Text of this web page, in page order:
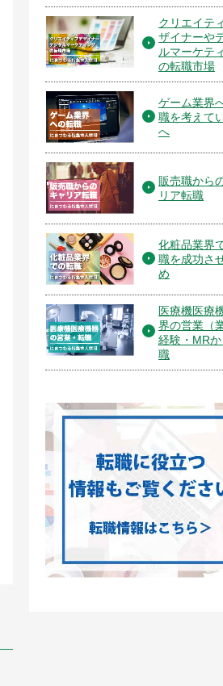
クリエイテ
ザイナーや
ルマーケテ
の転職市場
ゲーム業界
職を考えて
へ
販売職から
リア転職
化粧品業界
職を成功さ
め
医療機医療
界の営業（
経験・MR
職